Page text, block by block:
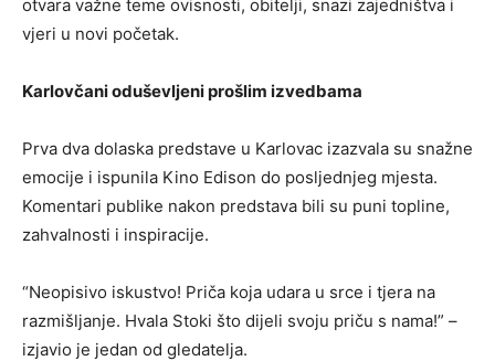
otvara važne teme ovisnosti, obitelji, snazi zajedništva i
vjeri u novi početak.
Karlovčani oduševljeni prošlim izvedbama
Prva dva dolaska predstave u Karlovac izazvala su snažne
emocije i ispunila Kino Edison do posljednjeg mjesta.
Komentari publike nakon predstava bili su puni topline,
zahvalnosti i inspiracije.
“Neopisivo iskustvo! Priča koja udara u srce i tjera na
razmišljanje. Hvala Stoki što dijeli svoju priču s nama!” –
izjavio je jedan od gledatelja.